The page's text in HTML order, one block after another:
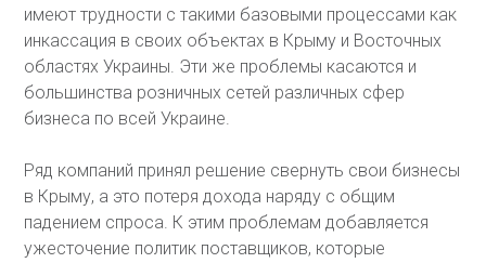
имеют трудности с такими базовыми процессами как
инкассация в своих объектах в Крыму и Восточных
областях Украины. Эти же проблемы касаются и
большинства розничных сетей различных сфер
бизнеса по всей Украине.
Ряд компаний принял решение свернуть свои бизнесы
в Крыму, а это потеря дохода наряду с общим
падением спроса. К этим проблемам добавляется
ужесточение политик поставщиков, которые